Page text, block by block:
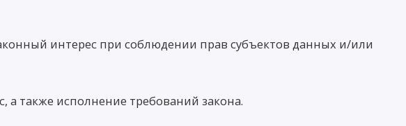
интерес при соблюдении прав субъектов данных и/или
также исполнение требований закона.